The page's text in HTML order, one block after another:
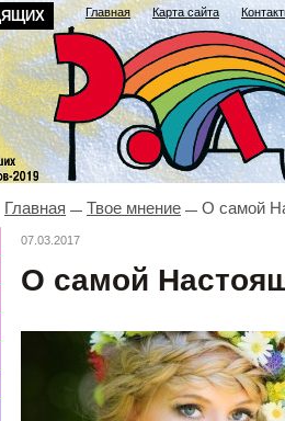
Главная Карта сайта
Главная Твое мнение О самой
07.03.2017
О самой